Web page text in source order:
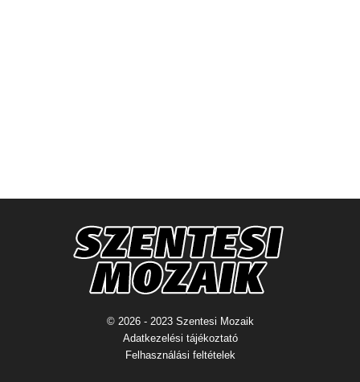
© 2026 - 2023 Szentesi Mozaik
Adatkezelési tájékoztató
Felhasználási feltételek